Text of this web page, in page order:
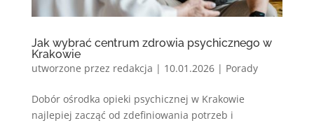
Jak wybrać centrum zdrowia psychicznego w
Krakowie
utworzone przez redakcja | 10.01.2026| Porady
Dobór ośrodka opieki psychicznej w Krakowie
najlepiej zacząć od zdefiniowania potrzeb i